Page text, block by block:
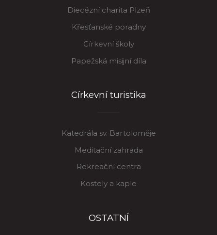
Diecézní charita Plzeň
Křesťanské poradny
Církevní školy
Papežská misijní díla
Církevní turistika
Katedrála sv. Bartoloměje
Meditační zahrada
Rekreační centra
Kostely a kaple
OSTATNÍ